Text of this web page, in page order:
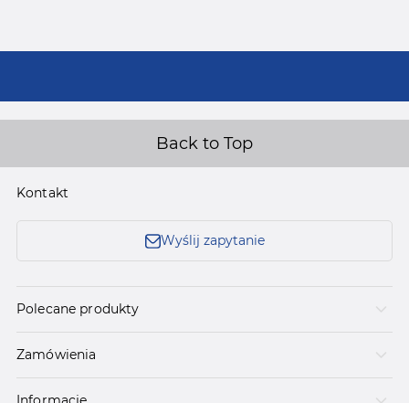
Back to Top
Kontakt
Wyślij zapytanie
Polecane produkty
Zamówienia